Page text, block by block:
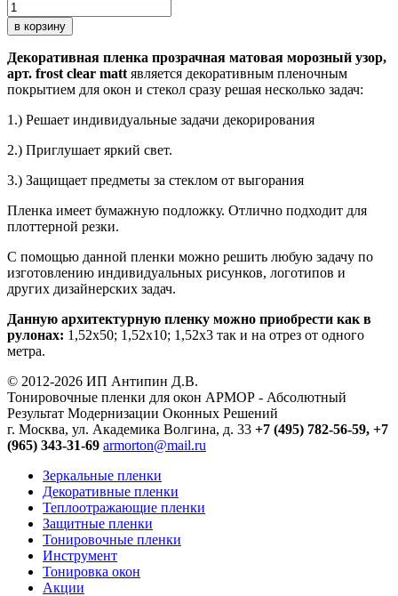
в корзину
Декоративная пленка прозрачная матовая морозный узор,
арт. frost clear matt является декоративным пленочным
покрытием для окон и стекол сразу решая несколько задач:
1.) Решает индивидуальные задачи декорирования
2.) Приглушает яркий свет.
3.) Защищает предметы за стеклом от выгорания
Пленка имеет бумажную подложку. Отлично подходит для
плоттерной резки.
С помощью данной пленки можно решить любую задачу по
изготовлению индивидуальных рисунков, логотипов и
других дизайнерских задач.
Данную архитектурную пленку можно приобрести как в
рулонах: 1,52х50; 1,52х10; 1,52x3 так и на отрез от одного
метра.
© 2012-2026 ИП Антипин Д.В.
Тонировочные пленки для окон АРМОР - Абсолютный
Результат Модернизации Оконных Решений
г. Москва, ул. Академика Волгина, д. 33 +7 (495) 782-56-59, +7
(965) 343-31-69 armorton@mail.ru
Зеркальные пленки
Декоративные пленки
Теплоотражающие пленки
Защитные пленки
Тонировочные пленки
Инструмент
Тонировка окон
Акции